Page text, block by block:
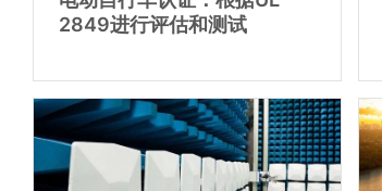
2849进行评估和测试